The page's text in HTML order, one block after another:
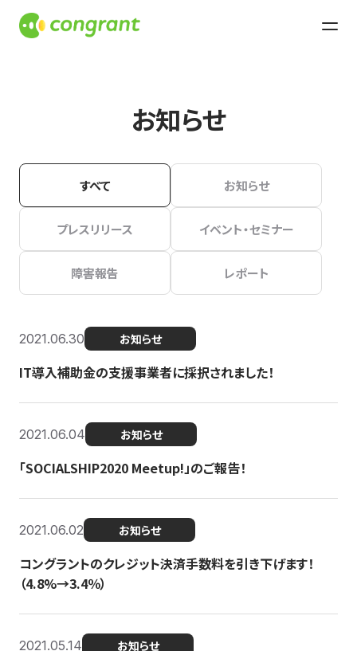
お知らせ
すべて お知らせ
プレスリリース イベント・セミナー
障害報告 レポート
2021.06.30 お知らせ
IT導入補助金の支援事業者に採択されました！
2021.06.04 お知らせ
「SOCIALSHIP2020 Meetup!」のご報告！
2021.06.02 お知らせ
コングラントのクレジット決済手数料を引き下げます！
（4.8%→3.4％）
2021.05.14 お知らせ